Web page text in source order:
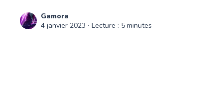
Gamora
4 janvier 2023 ∙ Lecture : 5 minutes